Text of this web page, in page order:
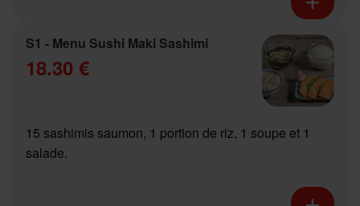
S1 - Menu Sushi Maki Sashimi
18.30 €
15 sashimis saumon, 1 portion de riz, 1 soupe et 1
salade.